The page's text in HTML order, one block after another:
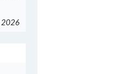
2026